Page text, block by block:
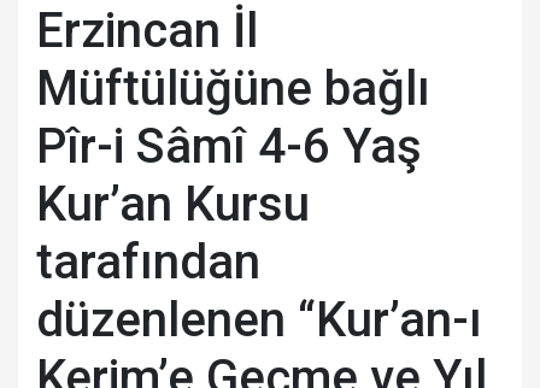
Erzincan İl
Müftülüğüne bağlı
Pîr-i Sâmî 4-6 Yaş
Kur’an Kursu
tarafından
düzenlenen “Kur’an-ı